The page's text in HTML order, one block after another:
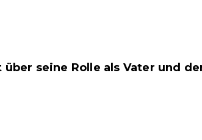
seine Rolle als Vater und